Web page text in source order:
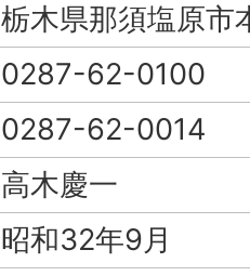
栃木県那須塩原市
0287-62-0100
0287-62-0014
高木慶一
昭和32年9月